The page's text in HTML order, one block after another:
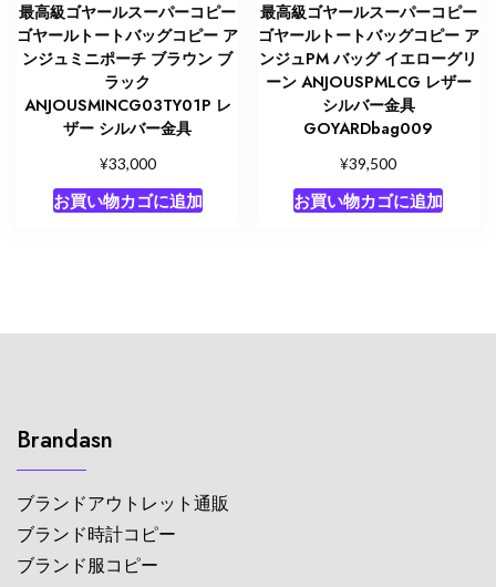
最高級ゴヤールスーパーコピー
ゴヤールトートバッグコピー ア
ンジュミニポーチ ブラウン ブ
ラック
ANJOUSMINCG03TY01P レ
ザー シルバー金具
¥33,000
お買い物カゴに追加
最高級ゴヤールスーパーコピー
ゴヤールトートバッグコピー ア
ンジュPM バッグ イエローグリ
ーン ANJOUSPMLCG レザー
シルバー金具
GOYARDbag009
¥39,500
お買い物カゴに追加
Brandasn
ブランドアウトレット通販
ブランド時計コピー
ブランド服コピー